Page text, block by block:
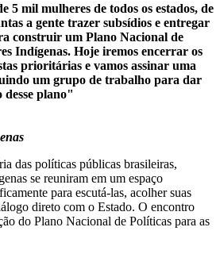
5 mil mulheres de todos os estados, de
a gente trazer subsídios e entregar
construir um Plano Nacional de
Indígenas. Hoje iremos encerrar os
prioritárias e vamos assinar uma
um grupo de trabalho para dar
desse plano"
das políticas públicas brasileiras,
se reuniram em um espaço
para escutá-las, acolher suas
direto com o Estado. O encontro
do Plano Nacional de Políticas para as